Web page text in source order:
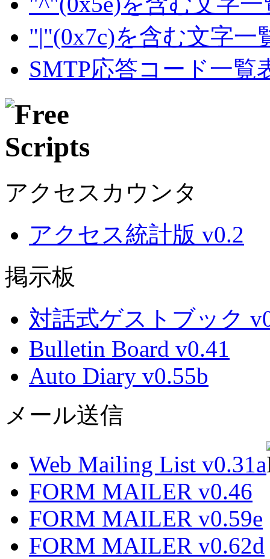
"|"(0x7c)を含む文字一
SMTP応答コード一覧
アクセスカウンタ
アクセス統計版 v0.2
掲示板
対話式ゲストブック
Bulletin Board v0.41
Auto Diary v0.55b
メール送信
Web Mailing List v0.31a
FORM MAILER v0.46
FORM MAILER v0.59e
FORM MAILER v0.62d